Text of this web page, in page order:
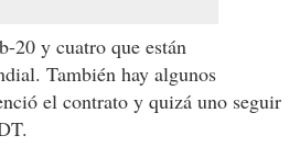
20 y cuatro que están
También hay algunos
el contrato y quizá uno seguir